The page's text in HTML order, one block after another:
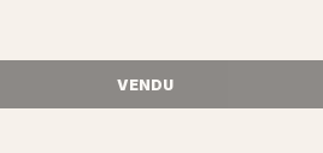
VENDU